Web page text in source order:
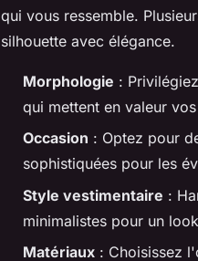
qui vous ressemble.
silhouette avec élégance.
Morphologie :
qui mettent en valeur
Occasion : Optez pour
sophistiquées pour les
Style vestimentaire :
minimalistes pour un
Matériaux : Choisissez